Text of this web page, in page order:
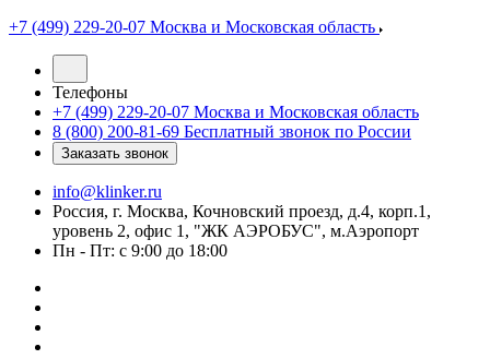
+7 (499) 229-20-07 Москва и Московская область
Телефоны
+7 (499) 229-20-07 Москва и Московская область
8 (800) 200-81-69 Бесплатный звонок по России
Заказать звонок
info@klinker.ru
Россия, г. Москва, Кочновский проезд, д.4, корп.1,
уровень 2, офис 1, "ЖК АЭРОБУС", м.Аэропорт
Пн - Пт: с 9:00 до 18:00